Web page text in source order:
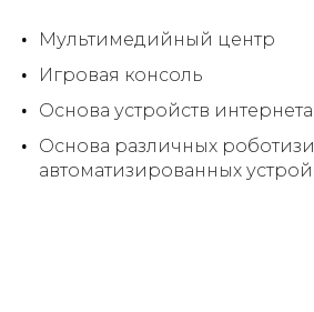
Мультимедийный центр
Игровая консоль
Основа устройств
Основа различных
автоматизированных